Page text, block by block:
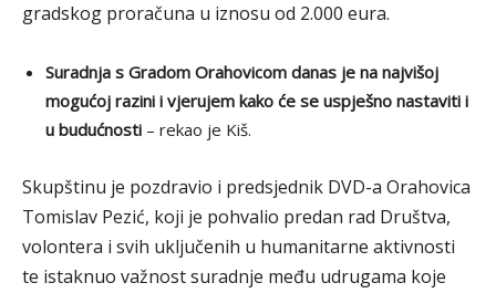
gradskog proračuna u iznosu od 2.000 eura.
Suradnja s Gradom Orahovicom danas je na najvišoj
mogućoj razini i vjerujem kako će se uspješno nastaviti i
u budućnosti – rekao je Kiš.
Skupštinu je pozdravio i predsjednik DVD-a Orahovica
Tomislav Pezić, koji je pohvalio predan rad Društva,
volontera i svih uključenih u humanitarne aktivnosti
te istaknuo važnost suradnje među udrugama koje